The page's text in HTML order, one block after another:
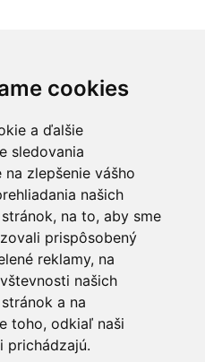
cookies
a ďalšie
sledovania
na zlepšenie vášho
našich
na to, aby sme
prispôsobený
reklamy, na
našich
a na
toho, odkiaľ naši
prichádzajú.
keramických obkladov, dlažieb a
typy obkladových prvkov
Venujú sa aj
pomôcť pri celkovom